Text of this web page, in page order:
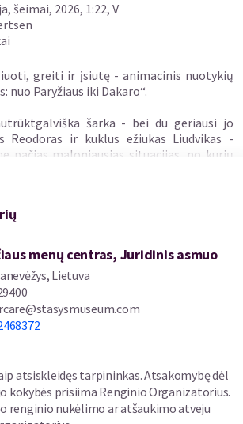
šeimai, 2026, 1:22, V
greiti ir įsiutę - animacinis nuotykių
nuo Paryžiaus iki Dakaro“.
šarka - bei du geriausi jo
Reodoras ir kuklus ežiukas Liudvikas -
pačias maloniausias situacijas, po kurių
seną, bet legendinį automobilį, trijulė
savo sėkme, lenktynės lengvos
ne visuomet klausys, kelyje nuolat iškils
o pagalius į ratus tikrai kaišios ir
29 dieną.
įsigyti ir Stasys Museum kasoje.
menų centras, Juridinis asmuo
Lietuva
atsiskleidęs tarpininkas. Atsakomybę dėl
kokybės prisiima Renginio Organizatorius.
renginio nukėlimo ar atšaukimo atveju